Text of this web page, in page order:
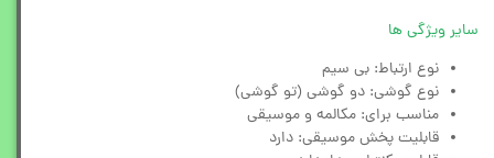
سایر ویژگی ها
نوع ارتباط: بی سیم
نوع گوشی: دو گوشی (تو گوشی)
مناسب برای: مکالمه و موسیقی
قابلیت پخش موسیقی: دارد